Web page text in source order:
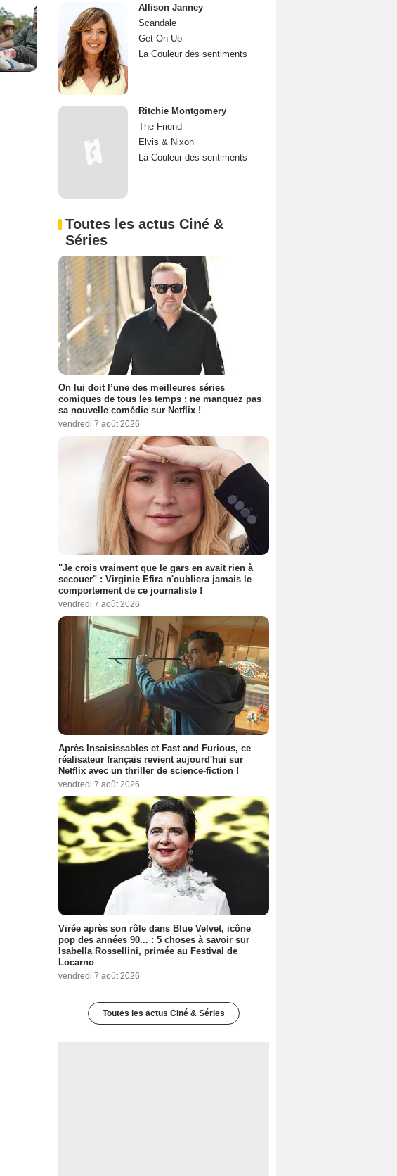
Allison Janney
Scandale
Get On Up
La Couleur des sentiments
Ritchie Montgomery
The Friend
Elvis & Nixon
La Couleur des sentiments
Toutes les actus Ciné &
Séries
On lui doit l’une des meilleures séries
comiques de tous les temps : ne manquez pas
sa nouvelle comédie sur Netflix !
vendredi 7 août 2026
"Je crois vraiment que le gars en avait rien à
secouer" : Virginie Efira n'oubliera jamais le
comportement de ce journaliste !
vendredi 7 août 2026
Après Insaisissables et Fast and Furious, ce
réalisateur français revient aujourd'hui sur
Netflix avec un thriller de science-fiction !
vendredi 7 août 2026
Virée après son rôle dans Blue Velvet, icône
pop des années 90... : 5 choses à savoir sur
Isabella Rossellini, primée au Festival de
Locarno
vendredi 7 août 2026
Toutes les actus Ciné & Séries